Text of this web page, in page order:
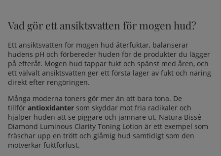
Vad gör ett ansiktsvatten för mogen hud?
Ett ansiktsvatten för mogen hud återfuktar, balanserar
hudens pH och förbereder huden för de produkter du lägger
på efteråt. Mogen hud tappar fukt och spänst med åren, och
ett välvalt ansiktsvatten ger ett första lager av fukt och näring
direkt efter rengöringen.
Många moderna toners gör mer än att bara tona. De
tillför antioxidanter som skyddar mot fria radikaler och
hjälper huden att se piggare och jämnare ut. Natura Bissé
Diamond Luminous Clarity Toning Lotion är ett exempel som
fräschar upp en trött och glåmig hud samtidigt som den
motverkar fuktförlust.